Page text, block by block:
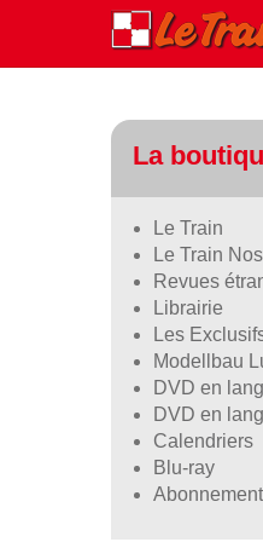
La
Le Train
Le Train
Revues
Librairie
Les
Modellbau
DVD en
DVD en
Calendriers
Blu-ray